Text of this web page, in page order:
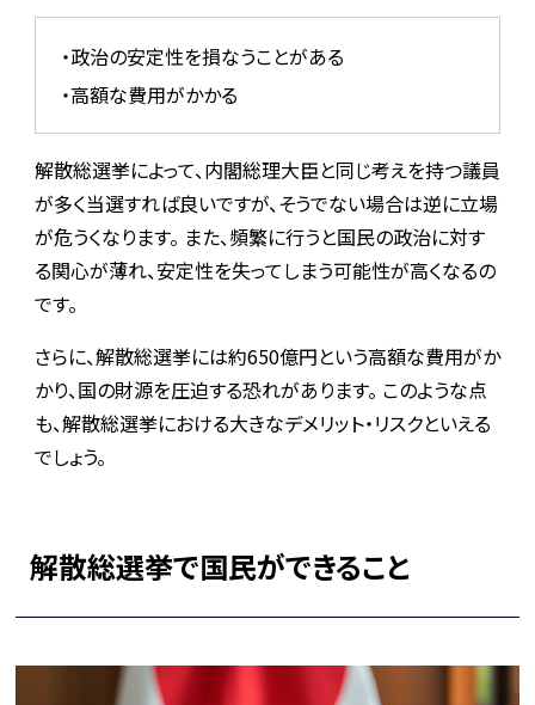
・政治の安定性を損なうことがある
・高額な費用がかかる
解散総選挙によって、内閣総理大臣と同じ考えを持つ議員
が多く当選すれば良いですが、そうでない場合は逆に立場
が危うくなります。 また、頻繁に行うと国民の政治に対す
る関心が薄れ、安定性を失ってしまう可能性が高くなるの
です。
さらに、解散総選挙には約650億円という高額な費用がか
かり、国の財源を圧迫する恐れがあります。 このような点
も、解散総選挙における大きなデメリット・リスクといえる
でしょう。
解散総選挙で国民ができること